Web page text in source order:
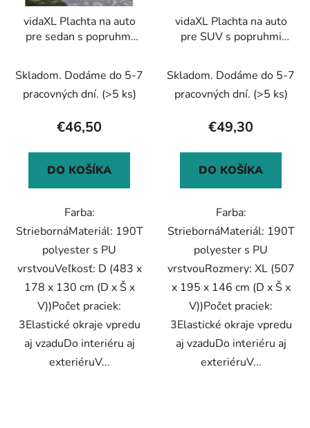
vidaXL Plachta na auto
pre sedan s popruhmi
Skladom. Dodáme do 5-7
pracovných dní. (>5 ks)
€46,50
DO KOŠÍKA
Farba:
StriebornáMateriál: 190T
polyester s PU
vrstvouVeľkosť: D (483 x
178 x 130 cm (D x Š x
V))Počet praciek:
3Elastické okraje vpredu
aj vzaduDo interiéru aj
exteriéruV...
vidaXL Plachta na auto
pre SUV s popruhmi
Skladom. Dodáme do 5-7
pracovných dní. (>5 ks)
€49,30
DO KOŠÍKA
Farba:
StriebornáMateriál: 190T
polyester s PU
vrstvouRozmery: XL (507
x 195 x 146 cm (D x Š x
V))Počet praciek:
3Elastické okraje vpredu
aj vzaduDo interiéru aj
exteriéruV...